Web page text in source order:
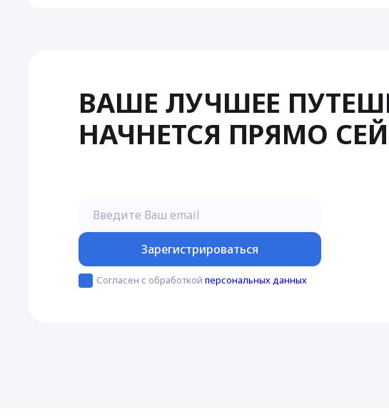
ВАШЕ ЛУЧШЕЕ
НАЧНЕТСЯ ПРЯМО
Зарегистрироваться
Согласен с обработкой персональных данных